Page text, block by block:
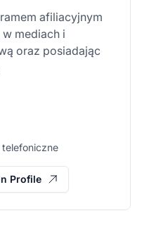
afiliacyjnym
mediach i
oraz posiadając
Profile